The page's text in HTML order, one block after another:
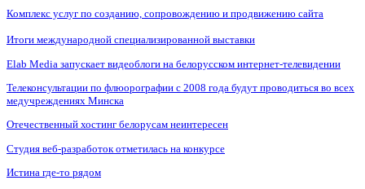
Комплекс услуг по созданию, сопровождению и продвижению сайта
Итоги международной специализированной выставки
Elab Media запускает видеоблоги на белорусском интернет-телевидении
Телеконсультации по флюорографии с 2008 года будут проводиться во всех
медучреждениях Минска
Отечественный хостинг белорусам неинтересен
Студия веб-разработок отметилась на конкурсе
Истина где-то рядом